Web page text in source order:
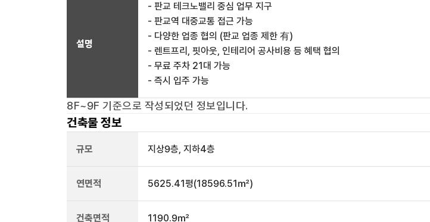
설명
- 판교 테크노밸리 중심 업무 지구
- 판교역 대중교통 접근 가능
- 다양한 업종 협의 (판교 업종 제한 有)
- 렌트프리, 핏아웃, 인테리어 공사비용 등 혜택 협의
- 무료 주차 21대 가능
- 즉시 입주 가능
8F~9F 기준으로 작성되었던 정보입니다.
건축물 정보
규모 지상9층, 지하4층
연면적 5625.41평(18596.51㎡)
건축면적 1190.9㎡